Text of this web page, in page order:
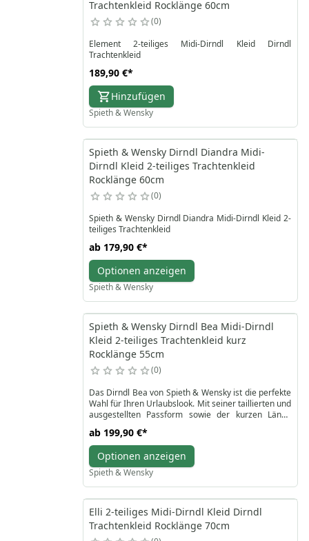
Trachtenkleid Rocklänge 60cm
0
Element 2-teiliges Midi-Dirndl Kleid Dirndl
Trachtenkleid
189,90 €*
Hinzufügen
Spieth & Wensky
Spieth & Wensky Dirndl Diandra Midi-
Dirndl Kleid 2-teiliges Trachtenkleid
Rocklänge 60cm
0
Spieth & Wensky Dirndl Diandra Midi-Dirndl Kleid 2-
teiliges Trachtenkleid
ab 179,90 €*
Optionen anzeigen
Spieth & Wensky
Spieth & Wensky Dirndl Bea Midi-Dirndl
Kleid 2-teiliges Trachtenkleid kurz
Rocklänge 55cm
0
Das Dirndl Bea von Spieth & Wensky ist die perfekte
Wahl für Ihren Urlaubslook. Mit seiner taillierten und
ausgestellten Passform sowie der kurzen Länge
bietet das Dirndl Bea ein verspieltes und feminines
Design, das durch ein elegantes Allover-Muster
hervorgehoben wird. Die glänzende Schürze und der
herzförmige Ausschnitt des Dirndl Bea runden das
Design ab und verleihen ihm eine festliche Note. Für
ein herbstliches Outfit lässt sich das Dirndl Bea ideal
Rocklänge von 55 cm ist das Dirndl Bea nicht nur ein
Hingucker bei jedem Anlass, sondern verspricht
auch einen komfortablen Tragekomfort. Entdecken
Sie die Eleganz und den Charme des Dirndl Bea für
ab 199,90 €*
Optionen anzeigen
Spieth & Wensky
Elli 2-teiliges Midi-Dirndl Kleid Dirndl
Trachtenkleid Rocklänge 70cm